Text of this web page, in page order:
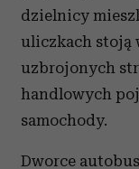
dzielnicy
uliczkach stoją
uzbrojonych
handlowych
samochody.
Dworce